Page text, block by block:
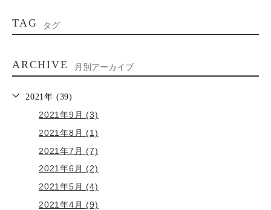
TAG タグ
ARCHIVE 月別アーカイブ
2021年 (39)
2021年9月 (3)
2021年8月 (1)
2021年7月 (7)
2021年6月 (2)
2021年5月 (4)
2021年4月 (9)